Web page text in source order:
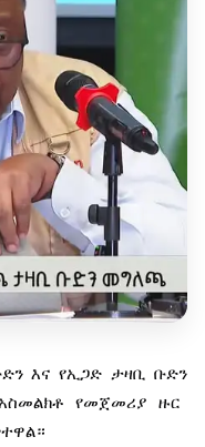
እና የኢጋድ ታዛቢ ቡድን
የመጀመሪያ
ዙር